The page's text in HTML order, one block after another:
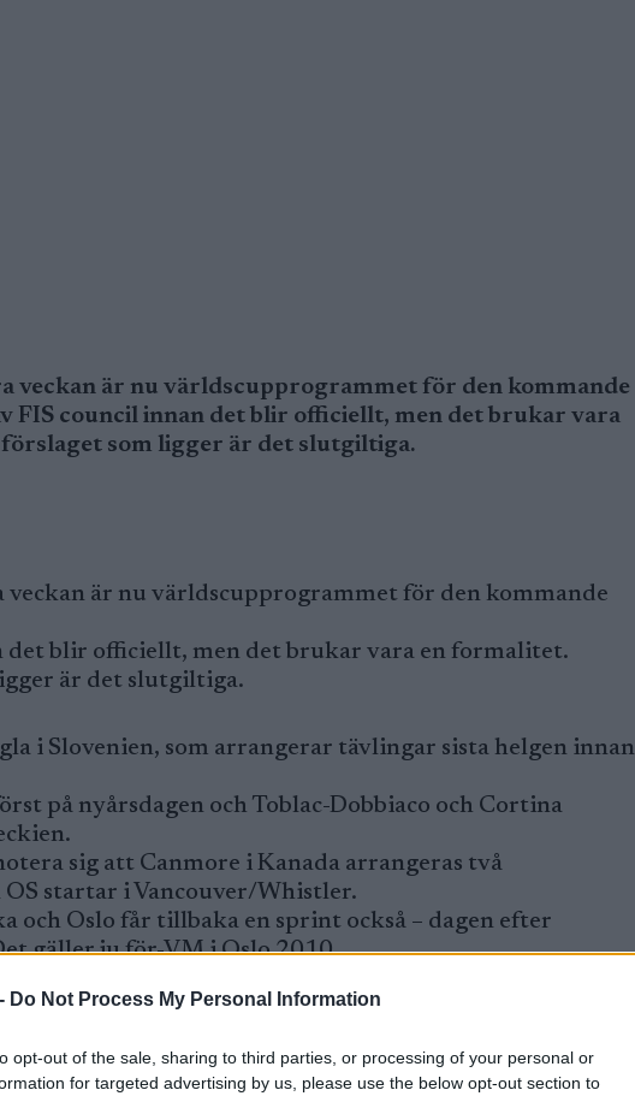
Do Not Process My Personal Information
opt-out of the sale, sharing to third parties, or processing of your personal or
for targeted advertising by us, please use the below opt-out section to
veckan är nu världscupprogrammet för den kommande
FIS council innan det blir officiellt, men det brukar vara
som ligger är det slutgiltiga.
är nu världscupprogrammet för den kommande
det blir officiellt, men det brukar vara en formalitet.
är det slutgiltiga.
i Slovenien, som arrangerar tävlingar sista helgen innan
på nyårsdagen och Toblac-Dobbiaco och Cortina
sig att Canmore i Kanada arrangeras två
startar i Vancouver/Whistler.
Oslo får tillbaka en sprint också – dagen efter
gäller ju för-VM i Oslo 2010.
säsong med ett liknande upplägg som i år. Nytt är
Falun är orterna som arrangerar.
mot tidigare traditionella sprint- och klassiska